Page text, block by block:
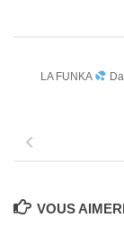
LA FUNKA
VOUS